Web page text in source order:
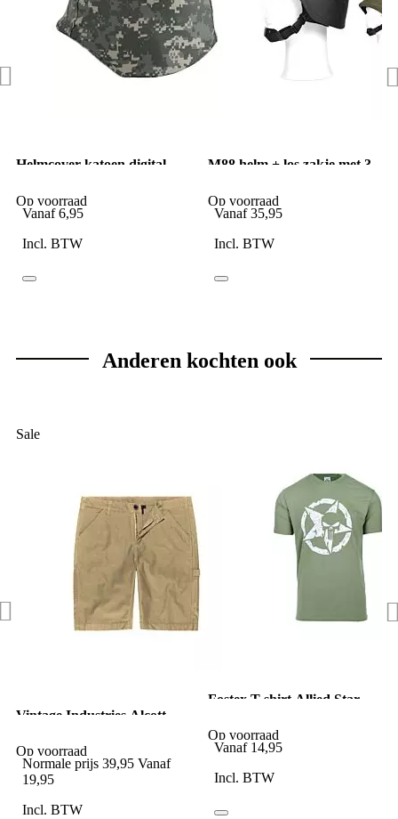
Helmcover katoen digital
Op voorraad
Vanaf 6,95
Incl. BTW
M88 helm + los zakje met 3
Op voorraad
Vanaf 35,95
Incl. BTW
Anderen kochten ook
Sale
Vintage Industries Alcott
Op voorraad
Normale prijs 39,95 Vanaf
19,95
Incl. BTW
Fostex T-shirt Allied Star
Op voorraad
Vanaf 14,95
Incl. BTW